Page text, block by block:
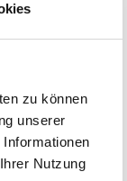
zu können
unserer
Nutzung